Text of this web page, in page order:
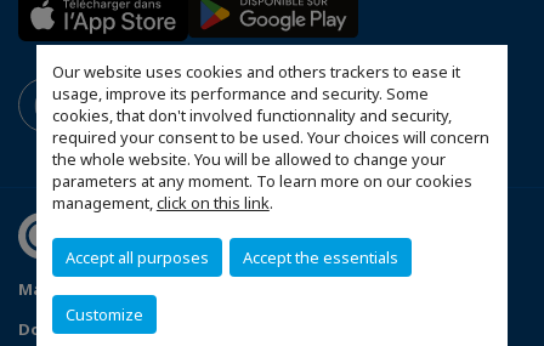
Our website uses cookies and others trackers to ease it
usage, improve its performance and security. Some
cookies, that don't involved functionnality and security,
required your consent to be used. Your choices will concern
the whole website. You will be allowed to change your
parameters at any moment. To learn more on our cookies
management,click on this link.
Accept all purposes Accept the essentials
Customize
Mapa witryny
Dopasuj swoje ustawienia cookies